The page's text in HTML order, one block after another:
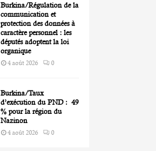
Burkina/Régulation de la
communication et
protection des données à
caractère personnel : les
députés adoptent la loi
organique
4 août 2026 0
Burkina/Taux
d’exécution du PND : 49
% pour la région du
Nazinon
4 août 2026 0